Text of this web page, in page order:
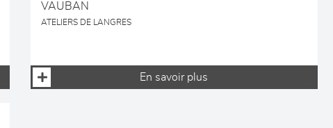
VAUBAN
ATELIERS DE LANGRES
En savoir plus